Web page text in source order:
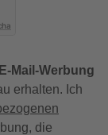
Mail-Werbung
erhalten. Ich
die